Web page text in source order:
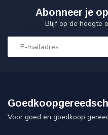
Abonneer je
Blijf op de hoogte
Voor goed en goedkoop